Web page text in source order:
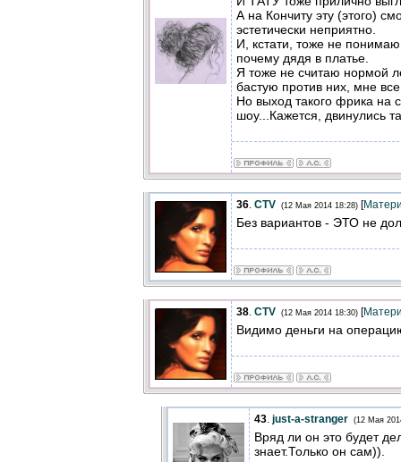
А на Кончиту эту (этого)
эстетически неприятно.
И, кстати, тоже не
почему дядя в платье.
Я тоже не считаю нормой
бастую против них, мне
Но выход такого фрика на
шоу...Кажется, двинулись
36. CTV (12 Мая 2014 18:28) [
Без вариантов - ЭТО не
38. CTV (12 Мая 2014 18:30) [
Видимо деньги на
43. just-a-stranger (12 Мая
Вряд ли он это будет
знает.Только он сам)).